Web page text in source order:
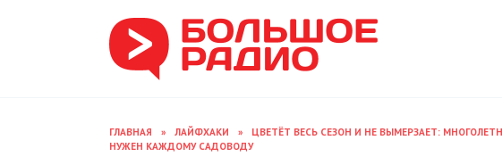
ГЛАВНАЯ » ЛАЙФХАКИ »
ЦВЕТЁТ ВЕСЬ СЕЗОН И НЕ ВЫМЕРЗАЕТ:
НУЖЕН КАЖДОМУ САДОВОДУ